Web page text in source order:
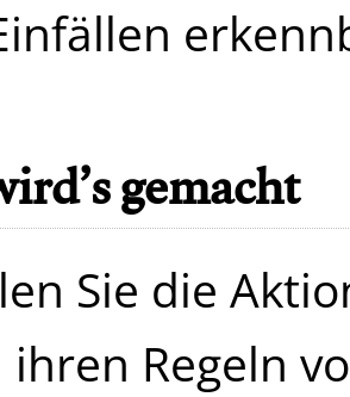
gemacht
Sie die
ihren Regeln